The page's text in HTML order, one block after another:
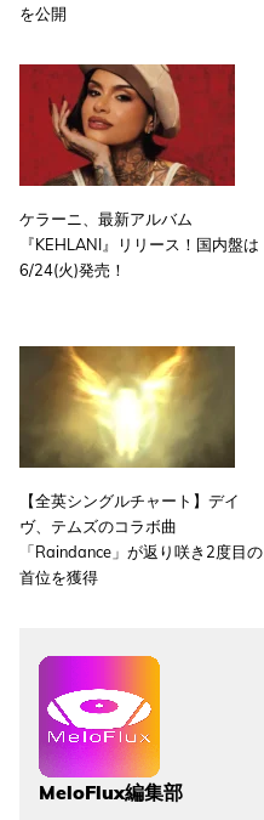
を公開
ケラーニ、最新アルバム
『KEHLANI』リリース！国内盤は
6/24(火)発売！
【全英シングルチャート】デイ
ヴ、テムズのコラボ曲
「Raindance」が返り咲き2度目の
首位を獲得
MeloFlux編集部